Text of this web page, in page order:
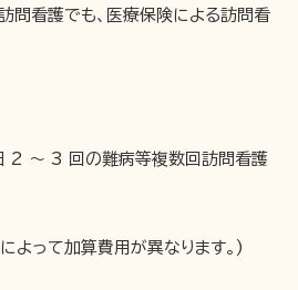
問看護でも、医療保険による訪問看
2 ～ 3 回の難病等複数回訪問看護
よって加算費用が異なります。)